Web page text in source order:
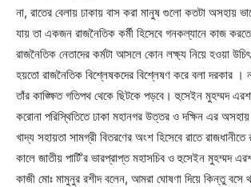
না, রাতের বেলায় ঢাকায় বাস করা মানুষ গুলো কতটা অসহায়
যায় তা একজন রাজনৈতিক কর্মী হিসেবে গনকল্যানে কাজ করতে
রাজনৈতিক নেতাদের কর্মটা আসলে কোন লক্ষ্য নিয়ে হওয়া
হয়তো রাজনৈতিক বিশ্লেষকদের বিশ্লেষণ করে বলা দরকার ।
তাঁর কাঙ্ক্ষিত গতিপথ থেকে ছিটকে পড়বে। হুসেইন মুহম্মদ
করোনা পরিস্থিতিতে ঢাকা মহানগর উত্তর ও দক্ষিন এর
খাদ্য সহায়তা সামগ্রী বিতরণের অংশ হিসেবে রাতে রাজধানীতে
কালে জাতীয় পার্টি’র ভারপ্রাপ্ত মহাসচিব ও হুসেইন মুহম্মদ
কাজী মোঃ মামুনুর রশীদ বলেন, আমরা ঘোষণা দিয়ে কিন্তু বসে